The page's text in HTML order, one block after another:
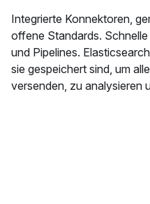
Integrierte Konnektoren,
offene Standards.
und Pipelines.
sie gespeichert sind, um
versenden, zu analysieren